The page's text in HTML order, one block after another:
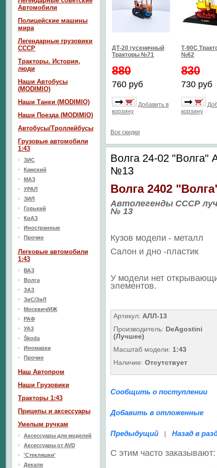
ДТ-20 гусеничный
Тракторы №71
880
760 руб
Добавить в
корзину
Т-90С
№62
830
730 руб
корзину
Все скидки
Волга 24-02
№13
Волга 2402
Автолегенды СССР
№ 13
Кузов модели - металл
Салон и дно -пластик
У модели нет
элементов.
Артикул: АЛЛ-13
Производитель: DeAgostini
(Лучшее)
Масштаб модели: 1:43
Наличие: Отсутствует
Сообщить о поступлении
Добавить в отложенные
Предыдущий | Назад в
С этим часто заказывают:
Автомобили
Полицейские машины
мира
Легендарные грузовики
СССР
Тракторы. История,
люди
Наши Автобусы
(MODIMIO)
Наши Танки (MODIMIO)
Наши Поезда (MODIMIO)
Автобусы/Троллейбусы
Грузовые автомобили
1:43
ЗИС
Камский
МАЗ
УРАЛ
ЗИЛ
Горький
КрАЗ
Иностранные
Прочие
Легковые автомобили
1:43
ВАЗ
Волга
ЗАЗ
ЗиС/ЗиЛ
Москвич/ИЖ
РАФ
УАЗ
Škoda
Иномарки
Прочие
Наш Aвтопром
Наши Грузовики
Тракторы 1:43
Прицепы и аксессуары
Умелым ручкам
Аксессуары для моделей
Аксессуары от AVD
'Стекляшки'
Декали